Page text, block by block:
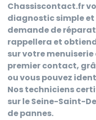
Chassiscontact.fr
diagnostic simple
demande de
rappellera et
sur votre
premier contact,
ou vous pouvez
Nos techniciens
sur le Seine-Saint-
de pannes.